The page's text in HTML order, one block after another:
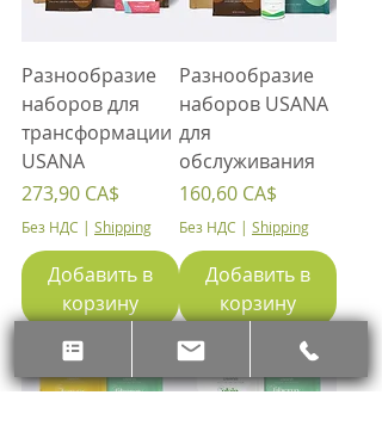
Разнообразие
наборов для
трансформации
USANA
Цена
273,90 CA$
Без НДС | Shipping
Добавить в
корзину
Разнообразие
наборов USANA
для
обслуживания
Цена
160,60 CA$
Без НДС | Shipping
Добавить в
корзину